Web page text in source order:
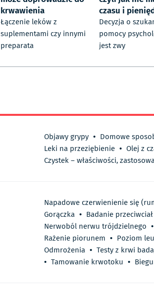
krwawienia
Łączenie leków z
suplementami czy innymi
preparata
czasu i
Decyzja o
pomocy
jest zwy
Objawy grypy • Domowe
Leki na przeziębienie • Olej z
Czystek – właściwości,
Napadowe czerwienienie się
Gorączka • Badanie
Nerwoból nerwu trójdzielnego •
Rażenie piorunem • Poziom
Odmrożenia • Testy z krwi
• Tamowanie krwotoku •